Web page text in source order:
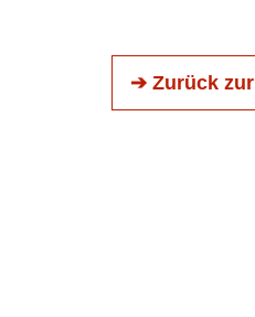
➔ Zurück